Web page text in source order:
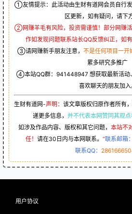
①友情提示：此活动由生财有道网会员自行
区更新，如有疑问，请下
②网赚羊毛有风险，投资需谨慎！部分网赚
作如发现问题联系站长QQ反馈纠正，如
③请网赚新手朋友注意， 不是任何项目一开
累多研究多推广
④本站QQ群： 941448947 想获取最新活动
喜欢聊天的朋友加入
生财有道网-声明： 该文章版权归原作者所有
递更多信息， 并不代表本网赞同其观点
如涉及作品内容、版权和其它问题， 本站不
任！ 请在30日内与本网联系。 “联系邮箱
联系QQ：
用户协议